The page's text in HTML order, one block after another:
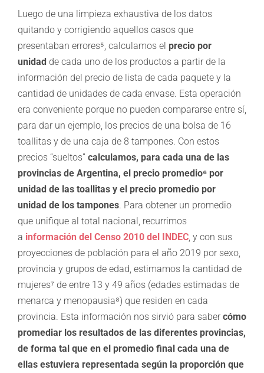
Luego de una limpieza exhaustiva de los datos
quitando y corrigiendo aquellos casos que
presentaban errores⁵, calculamos el precio por
unidad de cada uno de los productos a partir de la
información del precio de lista de cada paquete y la
cantidad de unidades de cada envase. Esta operación
era conveniente porque no pueden compararse entre sí,
para dar un ejemplo, los precios de una bolsa de 16
toallitas y de una caja de 8 tampones. Con estos
precios “sueltos” calculamos, para cada una de las
provincias de Argentina, el precio promedio⁶ por
unidad de las toallitas y el precio promedio por
unidad de los tampones. Para obtener un promedio
que unifique al total nacional, recurrimos
a información del Censo 2010 del INDEC, y con sus
proyecciones de población para el año 2019 por sexo,
provincia y grupos de edad, estimamos la cantidad de
mujeres⁷ de entre 13 y 49 años (edades estimadas de
menarca y menopausia⁸) que residen en cada
provincia. Esta información nos sirvió para saber cómo
promediar los resultados de las diferentes provincias,
de forma tal que en el promedio final cada una de
ellas estuviera representada según la proporción que